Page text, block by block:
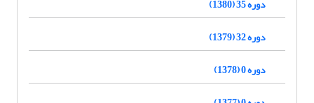
دوره 35 (1380)
دوره 32 (1379)
دوره 0 (1378)